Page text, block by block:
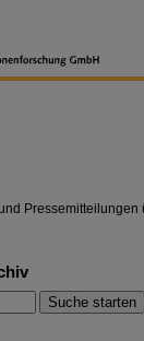
Pressemitteilungen